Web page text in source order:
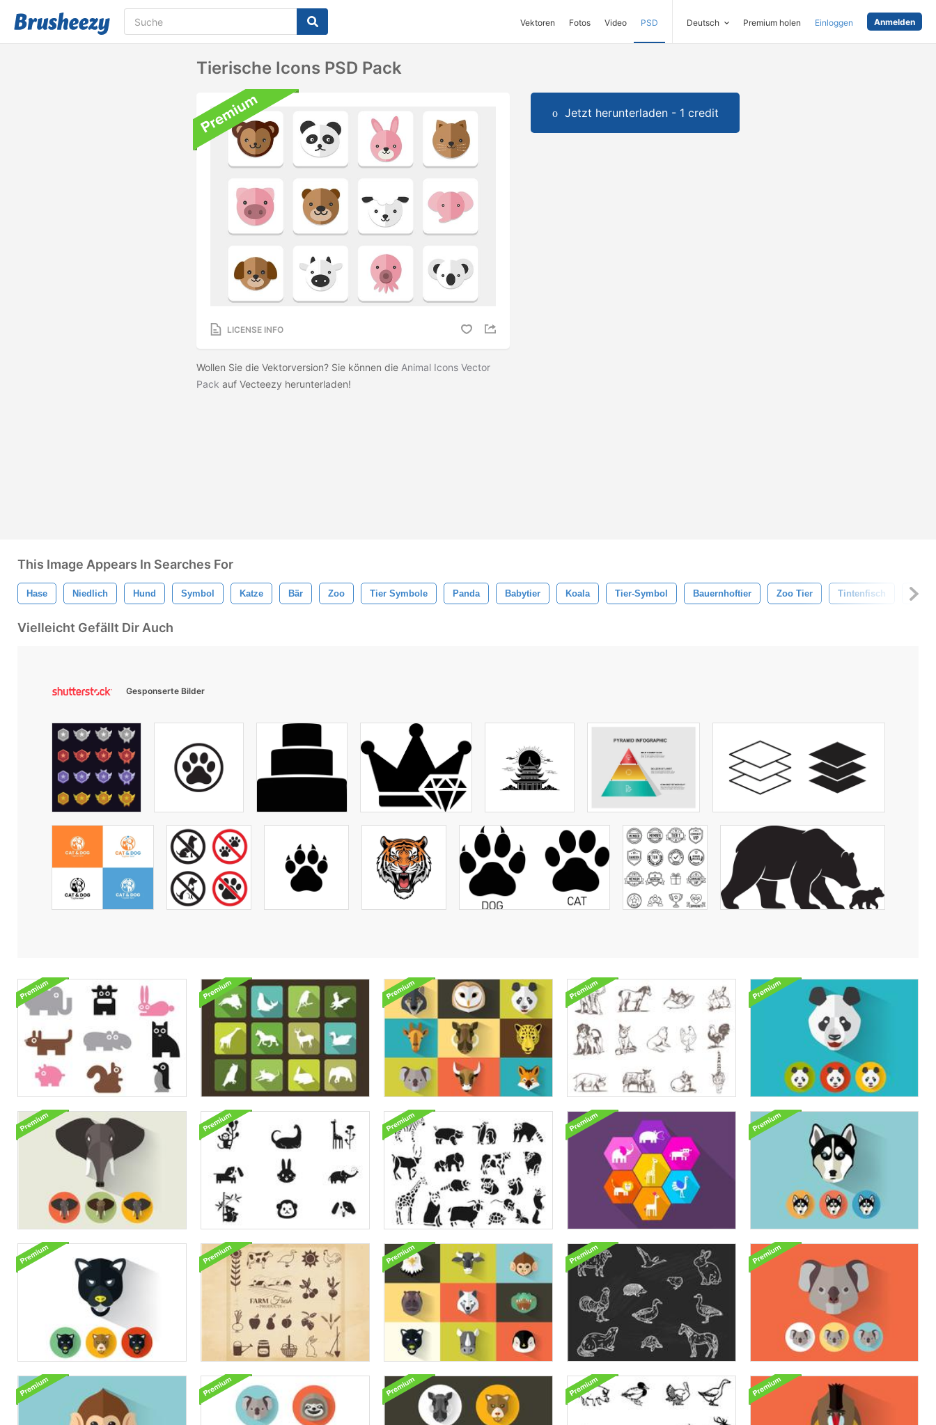
Vektoren Fotos Video PSD Deutsch Premium holen Einloggen Anmelden
Tierische Icons PSD Pack
LICENSE INFO
Wollen Sie die Vektorversion? Sie können die Animal Icons Vector
Pack auf Vecteezy herunterladen!
Jetzt herunterladen - 1 credit
This Image Appears In Searches For
Hase Niedlich Hund Symbol Katze Bär Zoo Tier Symbole Panda Babytier Koala Tier-Symbol Bauernhoftier Zoo Tier Tintenfisch Tier
Vielleicht Gefällt Dir Auch
Gesponserte Bilder